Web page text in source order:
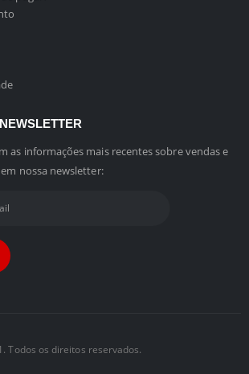
as informações mais recentes sobre vendas e
nossa newsletter:
Todos os direitos reservados.